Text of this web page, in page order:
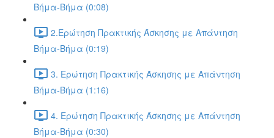
Βήμα-Βήμα (0:08)
2.Ερώτηση Πρακτικής Άσκησης με Απάντηση
Βήμα-Βήμα (0:19)
3. Ερώτηση Πρακτικής Άσκησης με Απάντηση
Βήμα-Βήμα (1:16)
4. Ερώτηση Πρακτικής Άσκησης με Απάντηση
Βήμα-Βήμα (0:30)